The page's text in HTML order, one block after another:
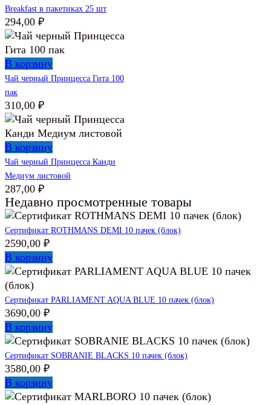
Breakfast в пакетиках 25 шт
294,00 ₽
В корзину
Чай черный Принцесса Гита 100
пак
310,00 ₽
В корзину
Чай черный Принцесса Канди
Медиум листовой
287,00 ₽
Недавно просмотренные товары
Сертификат ROTHMANS DEMI 10 пачек (блок)
2590,00 ₽
В корзину
Сертификат PARLIAMENT AQUA BLUE 10 пачек (блок)
3690,00 ₽
В корзину
Сертификат SOBRANIE BLACKS 10 пачек (блок)
3580,00 ₽
В корзину